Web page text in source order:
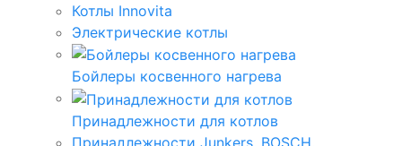
Котлы Innovita
Электрические котлы
Бойлеры косвенного нагрева
Принадлежности для котлов
Принадлежности Junkers, BOSCH,